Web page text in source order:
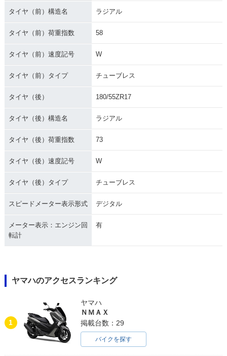
タイヤ（前）構造名 ラジアル
タイヤ（前）荷重指数 58
タイヤ（前）速度記号 W
タイヤ（前）タイプ チューブレス
タイヤ（後） 180/55ZR17
タイヤ（後）構造名 ラジアル
タイヤ（後）荷重指数 73
タイヤ（後）速度記号 W
タイヤ（後）タイプ チューブレス
スピードメーター表示形式 デジタル
メーター表示：エンジン回
転計
有
ヤマハのアクセスランキング
1
ヤマハ
ＮＭＡＸ
掲載台数：29
バイクを探す